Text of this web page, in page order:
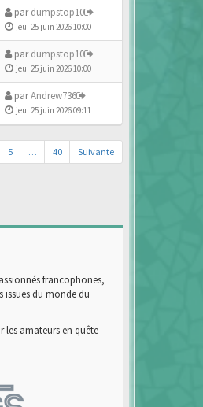
pardumpstop10
jeu. 25 juin 2026 10:00
pardumpstop10
jeu. 25 juin 2026 10:00
parAndrew736
jeu. 25 juin 2026 09:11
5 … 40 Suivante
francophones,
issues du monde du
les amateurs en quête